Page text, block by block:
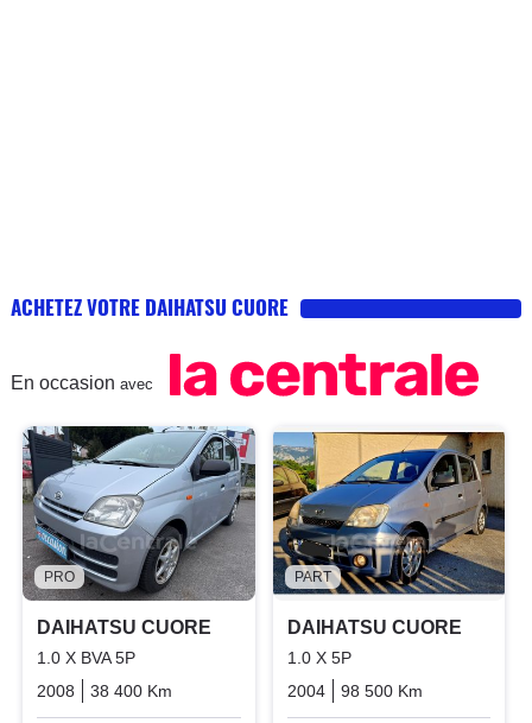
ACHETEZ VOTRE DAIHATSU CUORE
En occasion avec
PRO
DAIHATSU CUORE
1.0 X BVA 5P
2008
38 400 Km Essence
PART
DAIHATSU CUORE
1.0 X 5P
2004
98 500 Km